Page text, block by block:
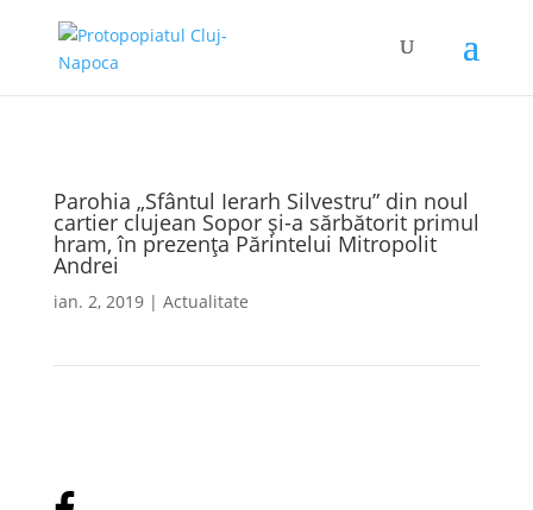
Parohia „Sfântul Ierarh Silvestru” din noul
cartier clujean Sopor și-a sărbătorit primul
hram, în prezența Părintelui Mitropolit
Andrei
ian. 2, 2019| Actualitate